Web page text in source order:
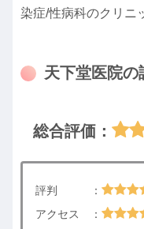
染症/性病科のクリニ
天下堂医院の
総合評価：
評判 ：
アクセス ：